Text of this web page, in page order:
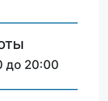
до 20:00